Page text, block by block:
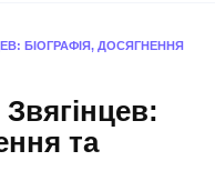
БІОГРАФІЯ, ДОСЯГНЕННЯ
та